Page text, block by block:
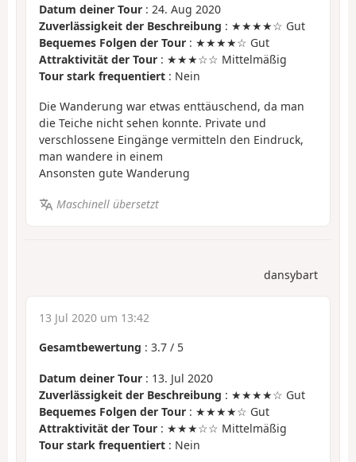
Datum deiner Tour : 24. Aug 2020
Zuverlässigkeit der Beschreibung : ★★★★☆ Gut
Bequemes Folgen der Tour : ★★★★☆ Gut
Attraktivität der Tour : ★★★☆☆ Mittelmäßig
Tour stark frequentiert : Nein
Die Wanderung war etwas enttäuschend, da man
die Teiche nicht sehen konnte. Private und
verschlossene Eingänge vermitteln den Eindruck,
man wandere in einem
Ansonsten gute Wanderung
Maschinell übersetzt
dansybart
13 Jul 2020 um 13:42
Gesamtbewertung : 3.7 / 5
Datum deiner Tour : 13. Jul 2020
Zuverlässigkeit der Beschreibung : ★★★★☆ Gut
Bequemes Folgen der Tour : ★★★★☆ Gut
Attraktivität der Tour : ★★★☆☆ Mittelmäßig
Tour stark frequentiert : Nein